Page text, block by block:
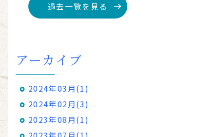
過去一覧を見る
アーカイブ
2024年03月(1)
2024年02月(3)
2023年08月(1)